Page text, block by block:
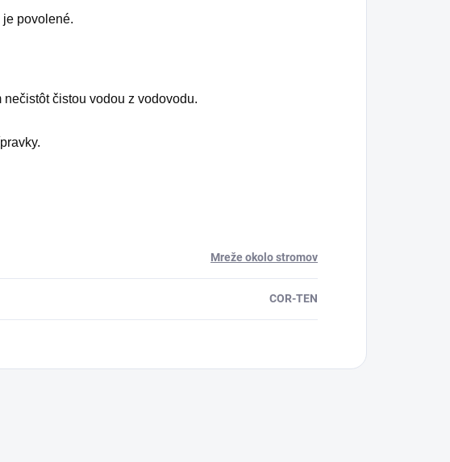
povolené.
čistou vodou z vodovodu.
Mreže okolo stromov
COR-TEN